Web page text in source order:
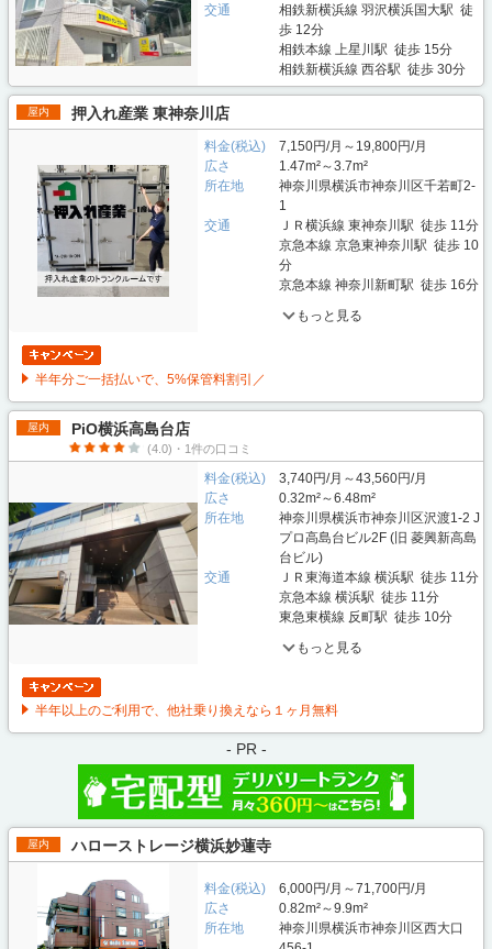
交通
相鉄新横浜線 羽沢横浜国大駅 徒
歩 12分
相鉄本線 上星川駅 徒歩 15分
相鉄新横浜線 西谷駅 徒歩 30分
屋内 押入れ産業 東神奈川店
料金(税込)
7,150円/月～19,800円/月
広さ
1.47m²～3.7m²
所在地
神奈川県横浜市神奈川区千若町2-
1
交通
ＪＲ横浜線 東神奈川駅 徒歩 11分
京急本線 京急東神奈川駅 徒歩 10
分
京急本線 神奈川新町駅 徒歩 16分
もっと見る
半年分ご一括払いで、5%保管料割引／
屋内 PiO横浜高島台店
(4.0)・1件の口コミ
料金(税込)
3,740円/月～43,560円/月
広さ
0.32m²～6.48m²
所在地
神奈川県横浜市神奈川区沢渡1-2 J
プロ高島台ビル2F (旧 菱興新高島
台ビル)
交通
ＪＲ東海道本線 横浜駅 徒歩 11分
京急本線 横浜駅 徒歩 11分
東急東横線 反町駅 徒歩 10分
もっと見る
半年以上のご利用で、他社乗り換えなら１ヶ月無料
- PR -
屋内 ハローストレージ横浜妙蓮寺
料金(税込)
6,000円/月～71,700円/月
広さ
0.82m²～9.9m²
所在地
神奈川県横浜市神奈川区西大口